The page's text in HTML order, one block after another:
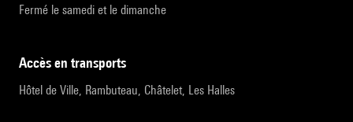
Fermé le samedi et le dimanche
accès en transports
Hôtel de Ville, Rambuteau, Châtelet, Les Halles